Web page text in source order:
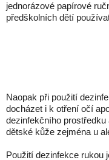
jednorázové papírové
předškolních dětí
Naopak při použití
docházet i k otření očí
dezinfekčního
dětské kůže zejména u
Použití dezinfekce rukou